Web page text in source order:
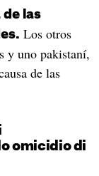
las
Los otros
y uno pakistaní,
de las
omicidio di